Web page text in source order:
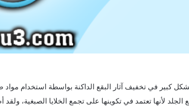
كبير في تخفيف آثار البقع الداكنة بواسطة استخدام مواد
لأنها تعتمد في تكوينها على تجمع الخلايا الصبغية،